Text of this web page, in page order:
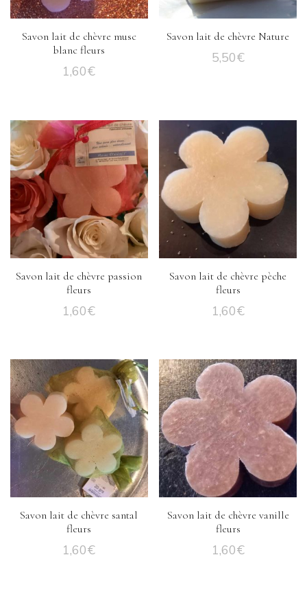
Savon lait de chèvre musc
blanc fleurs
1,60€
Savon lait de chèvre Nature
5,50€
Savon lait de chèvre passion
fleurs
1,60€
Savon lait de chèvre pèche
fleurs
1,60€
Savon lait de chèvre santal
fleurs
1,60€
Savon lait de chèvre vanille
fleurs
1,60€